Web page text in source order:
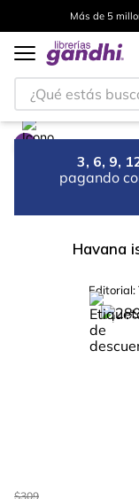
Más de 5
¿Qué estás
3, 6, 9,
pagando
Havana
Editorial:
-28%
$309